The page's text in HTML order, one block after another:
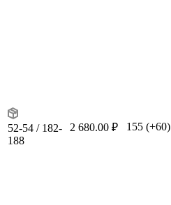
52-54 / 182-
188
2 680.00 ₽ 155 (+60)